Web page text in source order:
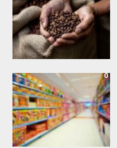
0